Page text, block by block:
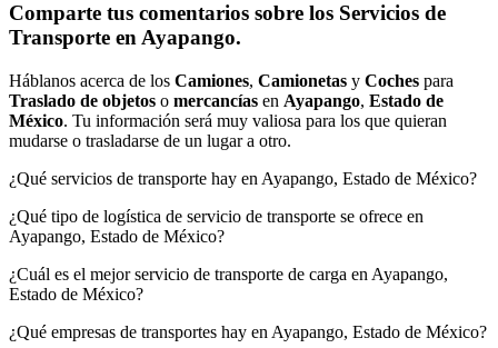
Comparte tus comentarios sobre los Servicios de
Transporte en Ayapango.
Háblanos acerca de los Camiones, Camionetas y Coches para
Traslado de objetos o mercancías en Ayapango, Estado de
México. Tu información será muy valiosa para los que quieran
mudarse o trasladarse de un lugar a otro.
¿Qué servicios de transporte hay en Ayapango, Estado de México?
¿Qué tipo de logística de servicio de transporte se ofrece en
Ayapango, Estado de México?
¿Cuál es el mejor servicio de transporte de carga en Ayapango,
Estado de México?
¿Qué empresas de transportes hay en Ayapango, Estado de México?